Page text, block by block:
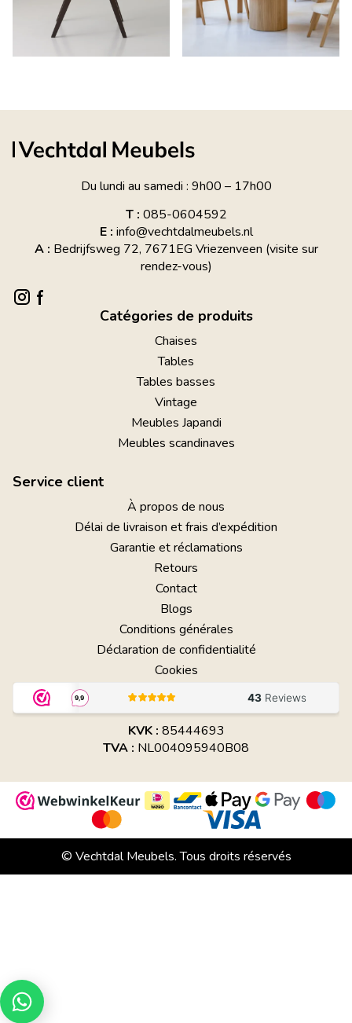
Du lundi au samedi : 9h00 – 17h00
T : 085-0604592
E : info@vechtdalmeubels.nl
A : Bedrijfsweg 72, 7671EG Vriezenveen (visite sur
rendez-vous)
Catégories de produits
Chaises
Tables
Tables basses
Vintage
Meubles Japandi
Meubles scandinaves
Service client
À propos de nous
Délai de livraison et frais d’expédition
Garantie et réclamations
Retours
Contact
Blogs
Conditions générales
Déclaration de confidentialité
Cookies
KVK : 85444693
TVA : NL004095940B08
© Vechtdal Meubels. Tous droits réservés